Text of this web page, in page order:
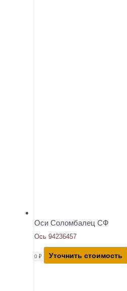
Оси Соломбалец СФ
Ось 94236457
0 ₽ Уточнить стоимость